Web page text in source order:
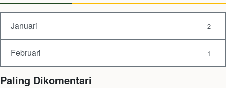
Januari 2
Februari 1
Paling Dikomentari